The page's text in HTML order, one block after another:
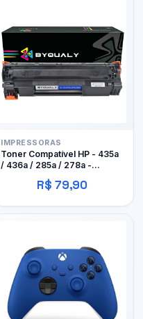
IMPRESSORAS
Toner Compatível HP - 435a
/ 436a / 285a / 278a -
R$ 79,90